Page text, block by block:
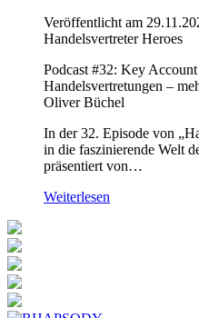
Veröffentlicht am
Handelsvertreter Heroes
Podcast #32: Key
Handelsvertretungen –
Oliver Büchel
In der 32. Episode von
in die faszinierende Welt
präsentiert von…
Weiterlesen